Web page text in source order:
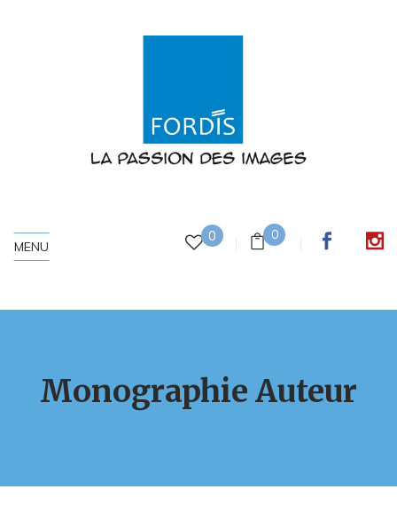
0 0
MENU
Monographie Auteur